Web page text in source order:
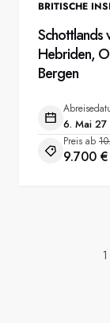
BRITISCHE
Schottlands
Hebriden,
Bergen
6. Mai 27
Preis ab
9.700 €